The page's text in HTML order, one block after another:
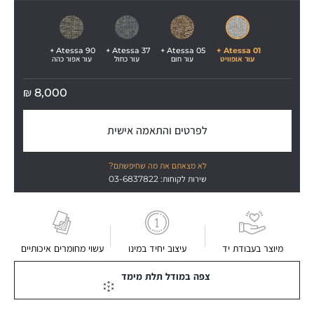
מיוצר בעבודת יד עיצוב יחיד במינו עשוי מחומרים איכותיים
Atessa 01 +
עור אופוויט
Atessa 05 +
עור חום
Atessa 37 +
עור כחול
Atessa 90 +
עור אפור כהה
8,000
₪
לפרטים והתאמה אישית
לא מצאתם את מה שחיפשתם?
שירות לקוחות: 03-6837822
צפה במודל תלת מימד